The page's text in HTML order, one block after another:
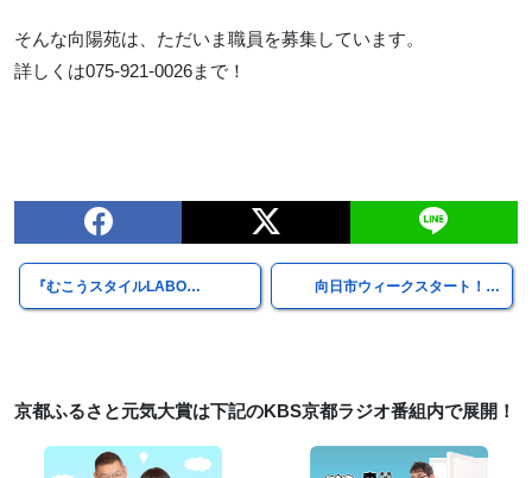
そんな向陽苑は、ただいま職員を募集しています。
詳しくは075-921-0026まで！
『むこうスタイルLABO… 向日市ウィークスタート！…
京都ふるさと元気大賞は下記のKBS京都ラジオ番組内で展開！